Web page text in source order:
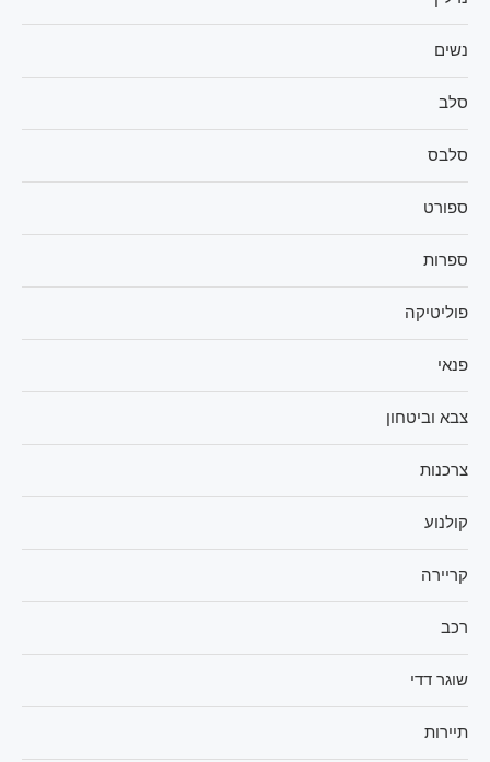
נשים
סלב
סלבס
ספורט
ספרות
פוליטיקה
פנאי
צבא וביטחון
צרכנות
קולנוע
קריירה
רכב
שוגר דדי
תיירות